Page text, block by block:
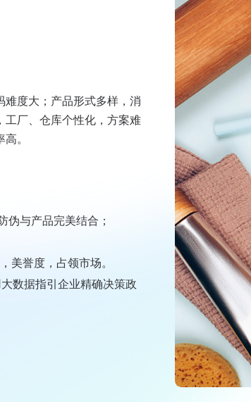
难度大；产品形式多样，消
工厂、仓库个性化，方案难
。
伪与产品完美结合；
美誉度，占领市场。
数据指引企业精确决策政